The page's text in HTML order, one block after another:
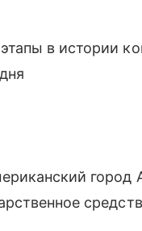
в истории
город